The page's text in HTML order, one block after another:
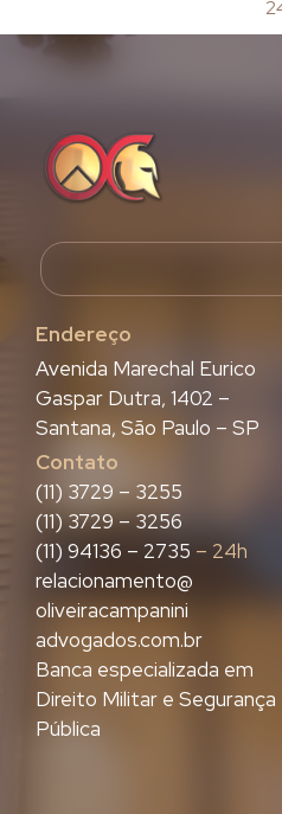
Endereço
Avenida Marechal Eurico
Gaspar Dutra, 1402 –
Santana, São Paulo – SP
Contato
(11) 3729 – 3255
(11) 3729 – 3256
(11) 94136 – 2735 – 24h
relacionamento@
oliveiracampanini
advogados.com.br
Banca especializada em
Direito Militar e Segurança
Pública